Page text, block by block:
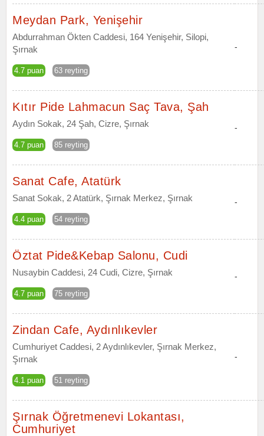
Meydan Park, Yenişehir
Abdurrahman Ökten Caddesi, 164 Yenişehir, Silopi,
Şırnak
4.7 puan 63 reyting
-
Kıtır Pide Lahmacun Saç Tava, Şah
Aydın Sokak, 24 Şah, Cizre, Şırnak
4.7 puan 85 reyting
-
Sanat Cafe, Atatürk
Sanat Sokak, 2 Atatürk, Şırnak Merkez, Şırnak
4.4 puan 54 reyting
-
Öztat Pide&Kebap Salonu, Cudi
Nusaybin Caddesi, 24 Cudi, Cizre, Şırnak
4.7 puan 75 reyting
-
Zindan Cafe, Aydınlıkevler
Cumhuriyet Caddesi, 2 Aydınlıkevler, Şırnak Merkez,
Şırnak
4.1 puan 51 reyting
-
Şırnak Öğretmenevi Lokantası,
Cumhuriyet